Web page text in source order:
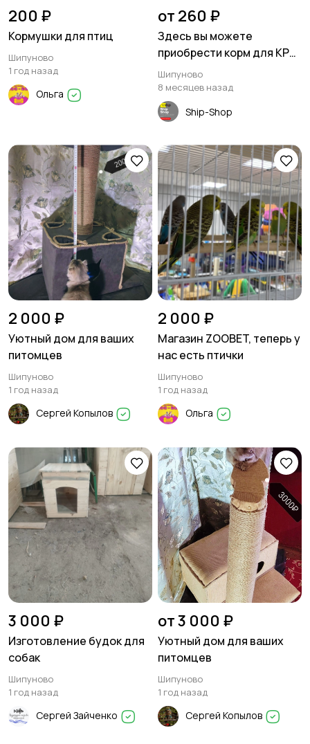
200 ₽
Кормушки для птиц
Шипуново
1 год назад
Ольга
от 260 ₽
Здесь вы можете
приобрести корм для КРС,
свиней и кур в Шипуново
Шипуново
8 месяцев назад
Ship-Shop
2 000 ₽
Уютный дом для ваших
питомцев
Шипуново
1 год назад
Сергей Копылов
2 000 ₽
Магазин ZOOBET, теперь у
нас есть птички
Шипуново
1 год назад
Ольга
3 000 ₽
Изготовление будок для
собак
Шипуново
1 год назад
Сергей Зайченко
от 3 000 ₽
Уютный дом для ваших
питомцев
Шипуново
1 год назад
Сергей Копылов